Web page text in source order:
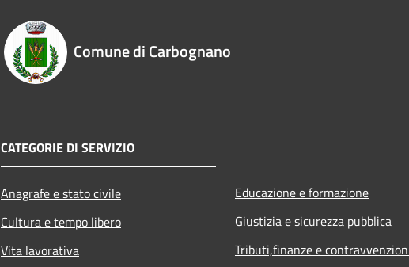
Comune di Carbognano
CATEGORIE DI SERVIZIO
Anagrafe e stato civile
Cultura e tempo libero
Vita lavorativa
Educazione e formazione
Giustizia e sicurezza pubblica
Tributi,finanze e